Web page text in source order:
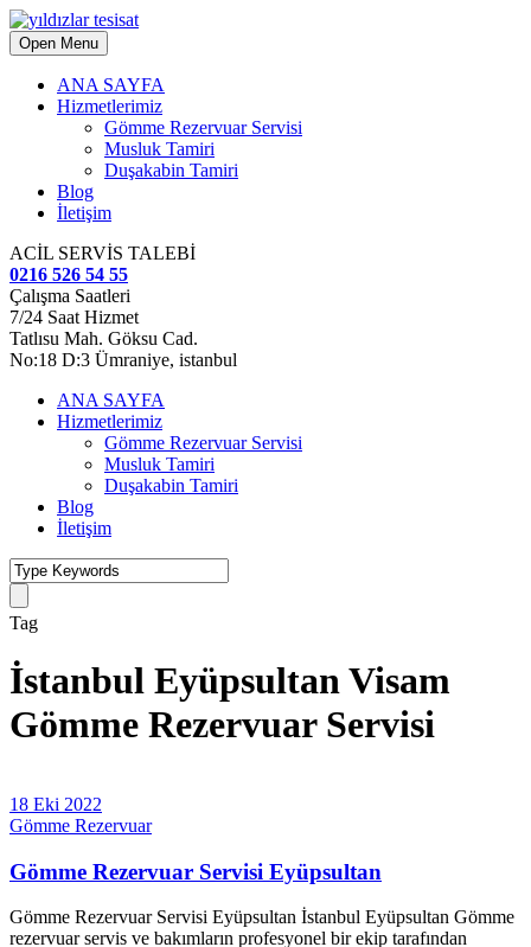
Open Menu
ANA SAYFA
Hizmetlerimiz
Gömme Rezervuar Servisi
Musluk Tamiri
Duşakabin Tamiri
Blog
İletişim
ACİL SERVİS TALEBİ
0216 526 54 55
Çalışma Saatleri
7/24 Saat Hizmet
Tatlısu Mah. Göksu Cad.
No:18 D:3 Ümraniye, istanbul
ANA SAYFA
Hizmetlerimiz
Gömme Rezervuar Servisi
Musluk Tamiri
Duşakabin Tamiri
Blog
İletişim
Tag
İstanbul Eyüpsultan Visam
Gömme Rezervuar Servisi
18 Eki 2022
Gömme Rezervuar
Gömme Rezervuar Servisi Eyüpsultan
Gömme Rezervuar Servisi Eyüpsultan İstanbul Eyüpsultan Gömme
rezervuar servis ve bakımların profesyonel bir ekip tarafından